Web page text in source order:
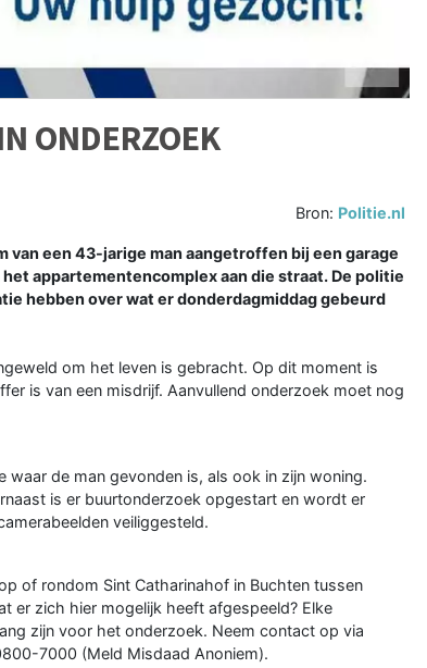
ONDERZOEK
Bron: Politie.nl
van een 43-jarige man aangetroffen bij een garage
appartementencomplex aan die straat. De politie
hebben over wat er donderdagmiddag gebeurd
om het leven is gebracht. Op dit moment is
is van een misdrijf. Aanvullend onderzoek moet nog
de man gevonden is, als ook in zijn woning.
is er buurtonderzoek opgestart en wordt er
veiliggesteld.
of rondom Sint Catharinahof in Buchten tussen
er zich hier mogelijk heeft afgespeeld? Elke
zijn voor het onderzoek. Neem contact op via
7000 (Meld Misdaad Anoniem).